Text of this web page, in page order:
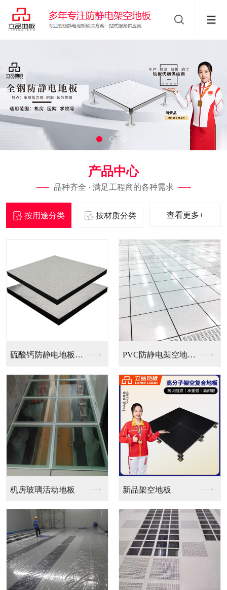
产品中心
品种齐全 · 满足工程商的各种需求
按用途分类 按材质分类 查看更多+
PVC防静电架空地板...
新品架空地板
全钢无边防静电地板